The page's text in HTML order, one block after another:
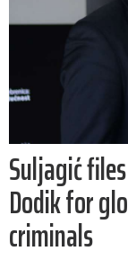
Suljagić
Dodik for
criminals